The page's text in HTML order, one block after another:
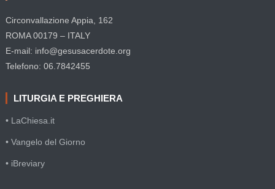
Circonvallazione Appia, 162
ROMA 00179 – ITALY
E-mail: info@gesusacerdote.org
Telefono: 06.7842455
LITURGIA E PREGHIERA
• LaChiesa.it
• Vangelo del Giorno
• iBreviary